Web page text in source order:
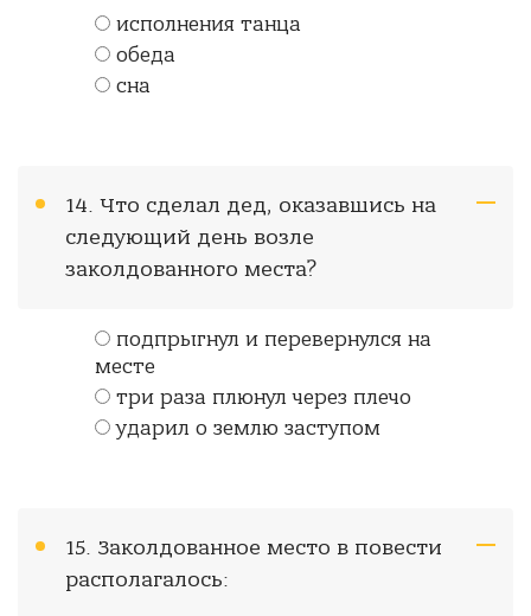
исполнения танца
обеда
сна
14. Что сделал дед, оказавшись на
следующий день возле
заколдованного места?
подпрыгнул и перевернулся на
месте
три раза плюнул через плечо
ударил о землю заступом
15. Заколдованное место в повести
располагалось: